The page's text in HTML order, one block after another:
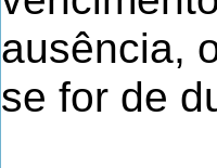
ausência,
se for de